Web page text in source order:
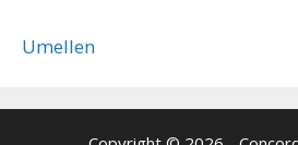
Umellen